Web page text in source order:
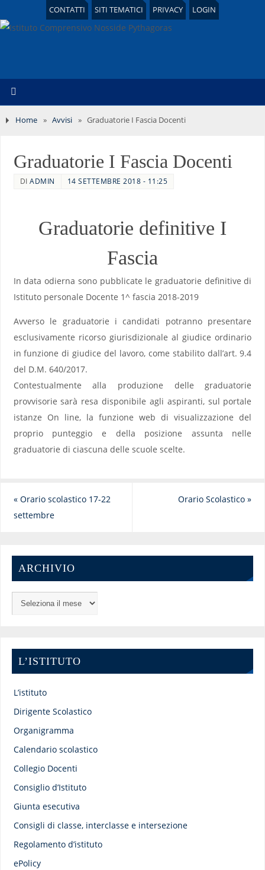
CONTATTI SITI TEMATICI PRIVACY LOGIN
Home » Avvisi » Graduatorie I Fascia Docenti
Graduatorie I Fascia Docenti
DIADMIN 14 SETTEMBRE 2018 - 11:25
Graduatorie definitive I
Fascia
In data odierna sono pubblicate le graduatorie definitive di
Istituto personale Docente 1^ fascia 2018-2019
Avverso le graduatorie i candidati potranno presentare
esclusivamente ricorso giurisdizionale al giudice ordinario
in funzione di giudice del lavoro, come stabilito dall’art. 9.4
del D.M. 640/2017.
Contestualmente alla produzione delle graduatorie
provvisorie sarà resa disponibile agli aspiranti, sul portale
istanze On line, la funzione web di visualizzazione del
proprio punteggio e della posizione assunta nelle
graduatorie di ciascuna delle scuole scelte.
«Orario scolastico 17-22
settembre
Orario Scolastico»
ARCHIVIO
L’ISTITUTO
L’istituto
Dirigente Scolastico
Organigramma
Calendario scolastico
Collegio Docenti
Consiglio d’Istituto
Giunta esecutiva
Consigli di classe, interclasse e intersezione
Regolamento d’istituto
ePolicy